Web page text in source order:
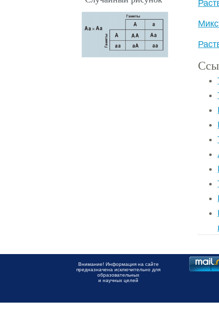
Внимание! Информация на сайте
предназначена исключительно для
образовательных
и научных целей